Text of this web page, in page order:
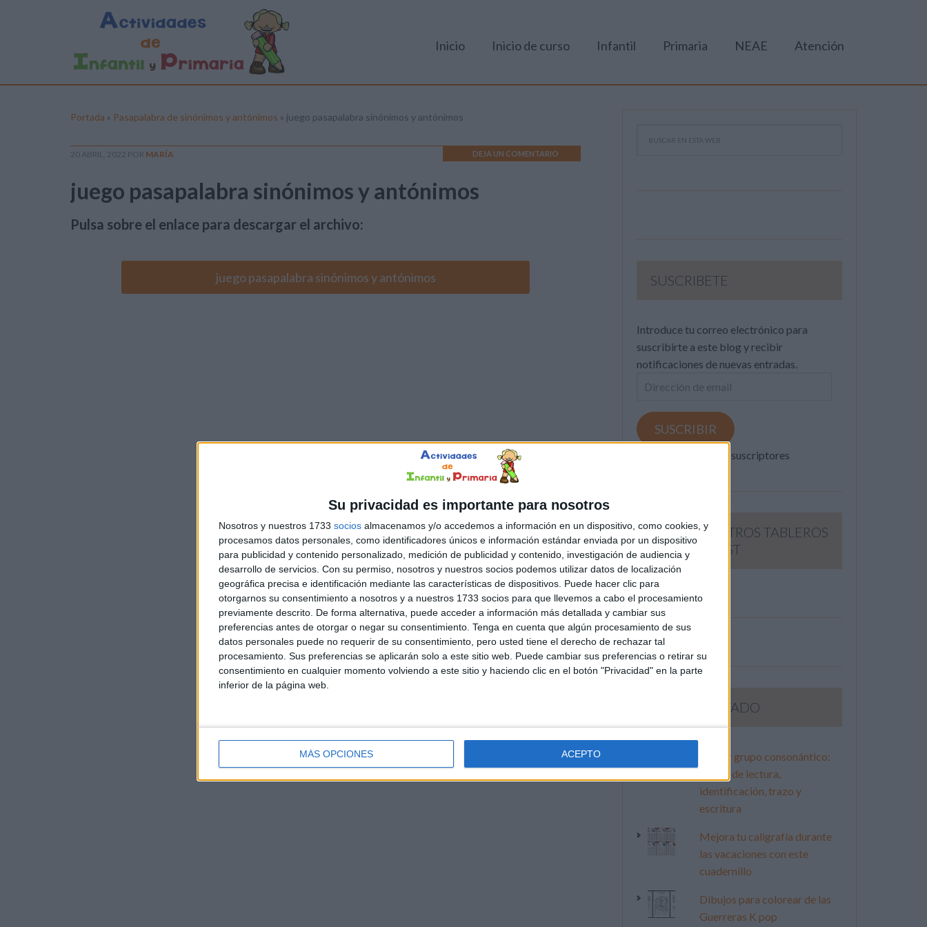
Su privacidad es importante para nosotros
Nosotros y nuestros 1733 socios almacenamos y/o accedemos a información en un dispositivo, como cookies, y
procesamos datos personales, como identificadores únicos e información estándar enviada por un dispositivo
para publicidad y contenido personalizado, medición de publicidad y contenido, investigación de audiencia y
desarrollo de servicios. Con su permiso, nosotros y nuestros socios podemos utilizar datos de localización
geográfica precisa e identificación mediante las características de dispositivos. Puede hacer clic para
otorgarnos su consentimiento a nosotros y a nuestros 1733 socios para que llevemos a cabo el procesamiento
previamente descrito. De forma alternativa, puede acceder a información más detallada y cambiar sus
preferencias antes de otorgar o negar su consentimiento. Tenga en cuenta que algún procesamiento de sus
datos personales puede no requerir de su consentimiento, pero usted tiene el derecho de rechazar tal
procesamiento. Sus preferencias se aplicarán solo a este sitio web. Puede cambiar sus preferencias o retirar su
consentimiento en cualquier momento volviendo a este sitio y haciendo clic en el botón "Privacidad" en la parte
inferior de la página web.
MÁS OPCIONES ACEPTO
Inicio Inicio de curso Infantil Primaria NEAE Atención
Portada » Pasapalabra de sinónimos y antónimos » juego pasapalabra sinónimos y antónimos
20 ABRIL, 2022 POR MARÍA DEJA UN COMENTARIO
juego pasapalabra sinónimos y antónimos
Pulsa sobre el enlace para descargar el archivo:
juego pasapalabra sinónimos y antónimos SUSCRIBETE
Introduce tu correo electrónico para
suscribirte a este blog y recibir
notificaciones de nuevas entradas.
Dirección
email
SUSCRIBIR
Únete a otros 371K suscriptores
SIGUE NUESTROS TABLEROS
EN PINTEREST
LO MÁS VISITADO
Primer grupo consonántico:
Fichas de lectura,
identificación, trazo y
escritura
Mejora tu caligrafía durante
las vacaciones con este
cuadernillo
Dibujos para colorear de las
Guerreras K pop